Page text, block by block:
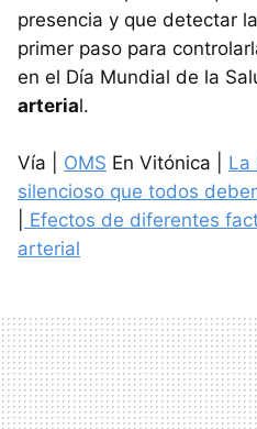
presencia y que detectar
primer paso para
en el Día Mundial de la
arterial.
Vía | OMS En Vitónica | La
silencioso que todos
Efectos de diferentes
arterial